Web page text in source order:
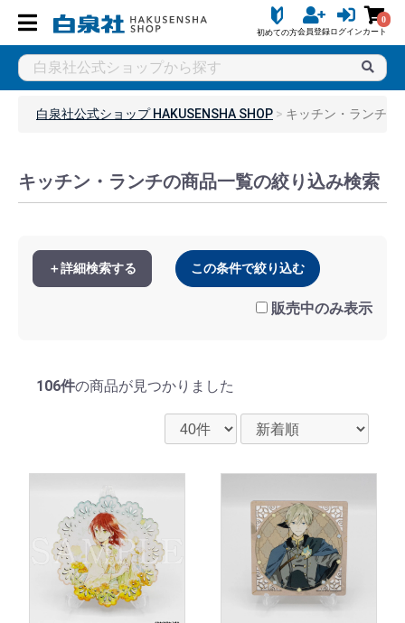
初めての方会員登録ログイン
0
カート
白泉社公式ショップ HAKUSENSHA SHOP キッチン・ランチ
キッチン・ランチの商品一覧の絞り込み検索
＋詳細検索する この条件で絞り込む
販売中のみ表示
106件の商品が見つかりました